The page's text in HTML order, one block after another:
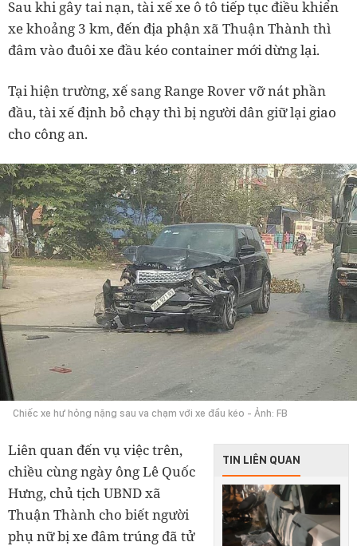
Sau khi gây tai nạn, tài xế xe ô tô tiếp tục điều khiển
xe khoảng 3 km, đến địa phận xã Thuận Thành thì
đâm vào đuôi xe đầu kéo container mới dừng lại.
Tại hiện trường, xế sang Range Rover vỡ nát phần
đầu, tài xế định bỏ chạy thì bị người dân giữ lại giao
cho công an.
Chiếc xe hư hỏng nặng sau va chạm với xe đầu kéo - Ảnh: FB
TIN LIÊN QUAN
Liên quan đến vụ việc trên,
chiều cùng ngày ông Lê Quốc
Hưng, chủ tịch UBND xã
Thuận Thành cho biết người
phụ nữ bị xe đâm trúng đã tử